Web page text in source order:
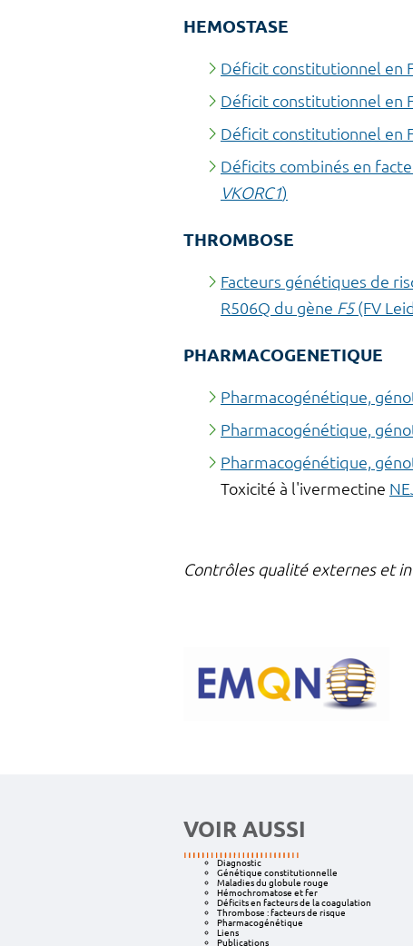
HEMOSTASE
Déficit constitutionnel en
Déficit constitutionnel en
Déficit constitutionnel en
Déficits combinés en
VKORC1)
THROMBOSE
Facteurs génétiques de
R506Q du gène F5(FV
PHARMACOGENETIQUE
Pharmacogénétique,
Pharmacogénétique,
Pharmacogénétique,
Toxicité à l'ivermectine
Contrôles qualité externes et
VOIR AUSSI
Diagnostic
Génétique constitutionnelle
Maladies du globule rouge
Hémochromatose et fer
Déficits en facteurs de la coagulation
Thrombose : facteurs de risque
Pharmacogénétique
Liens
Publications